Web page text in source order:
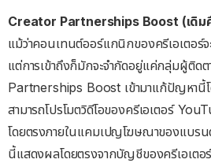
Creator Partnerships Boost (เดิ
แม้ว่าคอนเทนต์ออร์แกนิกของครีเอเตอร์จ
แต่การเข้าถึงก็มักจะจำกัดอยู่แค่กลุ่มผู้ติด
Partnerships Boost เข้ามาแก้ปัญหานี้โ
สามารถโปรโมตวิดีโอของครีเอเตอร์
โดยตรงภายในแคมเปญโฆษณาของแบรน
นี้แสดงผลโดยตรงจากบัญชีของครีเอเต